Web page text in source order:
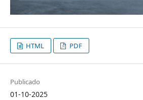
HTML PDF
Publicado
01-10-2025